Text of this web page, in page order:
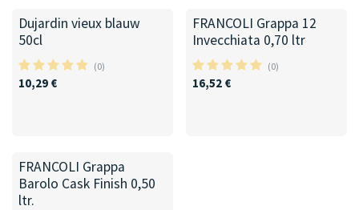
50cl
Dujardin vieux blauw
50cl
(0)
10,29 €
FRANCOLI Grappa 12
Invecchiata 0,70 ltr
(0)
16,52€
FRANCOLI Grappa
Barolo Cask Finish 0,50
ltr.